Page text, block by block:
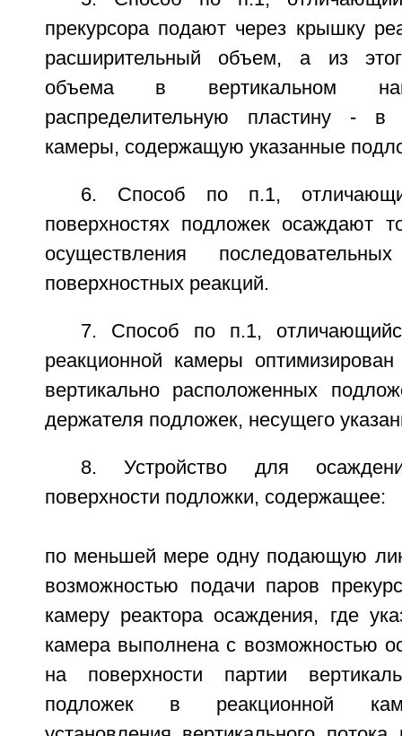
прекурсора подают через крышку
расширительный объем, а из
объема в вертикальном
распределительную пластину - в
камеры, содержащую указанные
6. Способ по п.1,
поверхностях подложек осаждают
осуществления
поверхностных реакций.
7. Способ по п.1,
реакционной камеры
вертикально расположенных
держателя подложек, несущего
8. Устройство для
поверхности подложки, содержащее:
по меньшей мере одну подающую
возможностью подачи паров
камеру реактора осаждения, где
камера выполнена с возможностью
на поверхности партии
подложек в реакционной